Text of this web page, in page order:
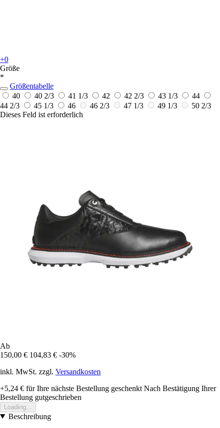
+0
Größe
*
Größentabelle
40
40 2/3 41 1/3 42 42 2/3 43 1/3
44
44 2/3
45 1/3 46 46 2/3 47 1/3 49 1/3
50 2/3
Dieses Feld ist erforderlich
Ab
150,00 € 104,83 € -30%
inkl. MwSt. zzgl. Versandkosten
+5,24 € für Ihre nächste Bestellung geschenkt Nach Bestätigung Ihrer
Bestellung gutgeschrieben
Loading...
Beschreibung